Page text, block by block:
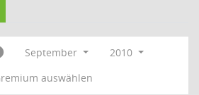
September
2010
auswählen